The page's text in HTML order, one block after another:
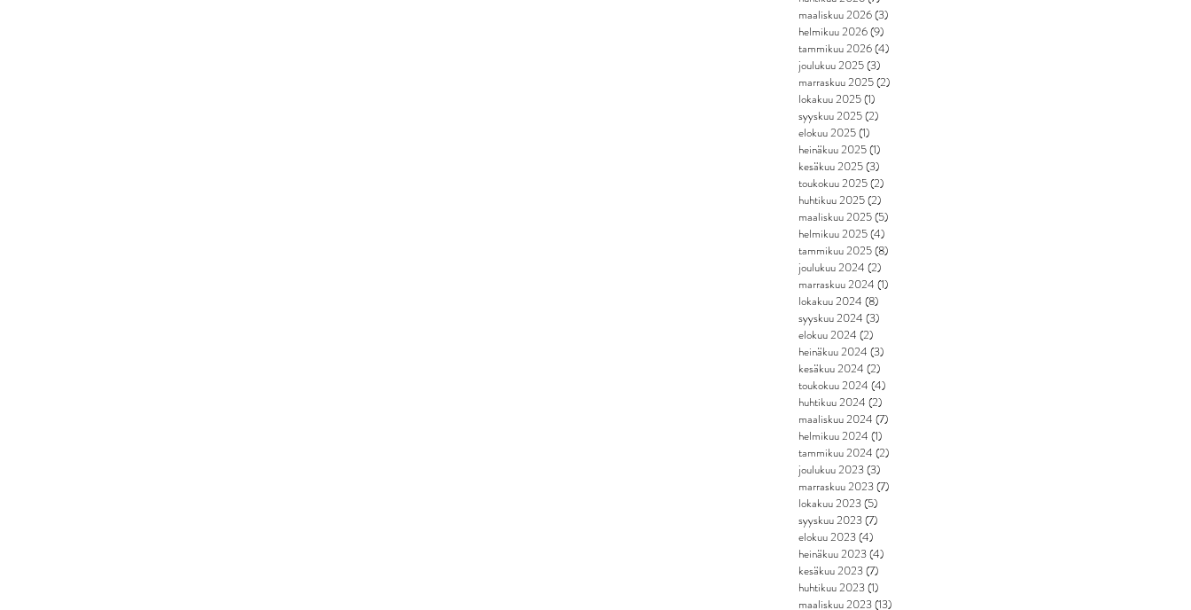
maaliskuu 2026(3)
helmikuu 2026(9)
tammikuu 2026(4)
joulukuu 2025(3)
marraskuu 2025(2)
lokakuu 2025(1)
syyskuu 2025(2)
elokuu 2025(1)
heinäkuu 2025(1)
kesäkuu 2025(3)
toukokuu 2025(2)
huhtikuu 2025(2)
maaliskuu 2025(5)
helmikuu 2025(4)
tammikuu 2025(8)
joulukuu 2024 (2)
marraskuu 2024 (1)
lokakuu 2024 (8)
syyskuu 2024 (3)
elokuu 2024 (2)
heinäkuu 2024 (3)
kesäkuu 2024 (2)
toukokuu 2024 (4)
huhtikuu 2024 (2)
maaliskuu 2024 (7)
helmikuu 2024 (1)
tammikuu 2024 (2)
joulukuu 2023(3)
marraskuu 2023(7)
lokakuu 2023(5)
syyskuu 2023(7)
elokuu 2023(4)
heinäkuu 2023(4)
kesäkuu 2023(7)
huhtikuu 2023(1)
maaliskuu 2023(13)